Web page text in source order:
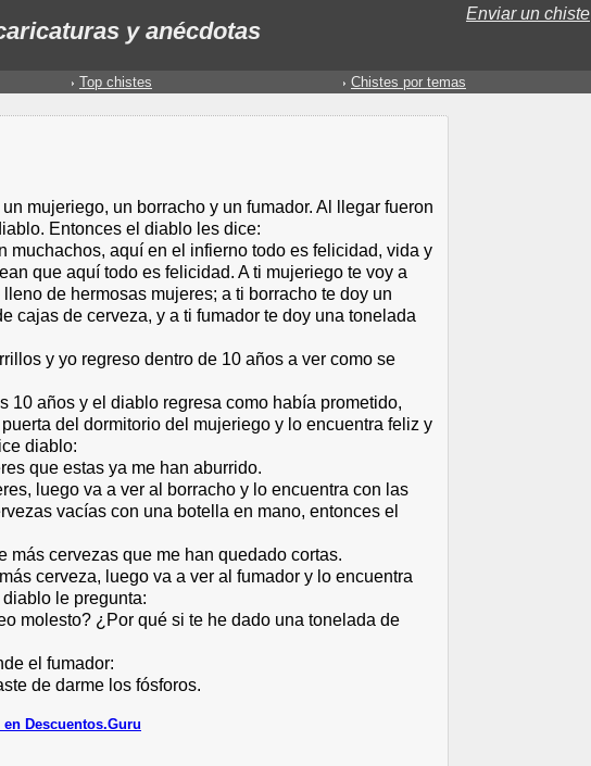
y anécdotas
Enviar un chiste
Top chistes Chistes por temas
mujeriego, un borracho y un fumador. Al llegar fueron
Entonces el diablo les dice:
muchachos, aquí en el infierno todo es felicidad, vida y
que aquí todo es felicidad. A ti mujeriego te voy a
de hermosas mujeres; a ti borracho te doy un
cajas de cerveza, y a ti fumador te doy una tonelada
y yo regreso dentro de 10 años a ver como se
10 años y el diablo regresa como había prometido,
del dormitorio del mujeriego y lo encuentra feliz y
diablo:
que estas ya me han aburrido.
luego va a ver al borracho y lo encuentra con las
vacías con una botella en mano, entonces el
más cervezas que me han quedado cortas.
cerveza, luego va a ver al fumador y lo encuentra
le pregunta:
molesto? ¿Por qué si te he dado una tonelada de
el fumador:
de darme los fósforos.
Descuentos.Guru